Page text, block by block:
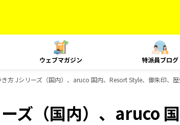
ウェブマガジン 特派員ブログ
方 Jシリーズ（国内）、aruco 国内、Resort Style、御朱印、
ズ（国内）、aruco